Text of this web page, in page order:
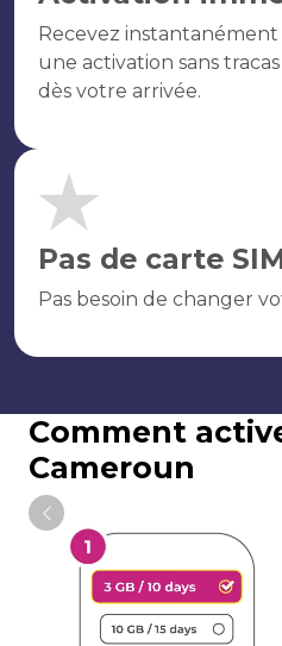
Recevez
une activation sans
dès votre arrivée.
Pas de carte
Pas besoin de changer
Comment
Cameroun